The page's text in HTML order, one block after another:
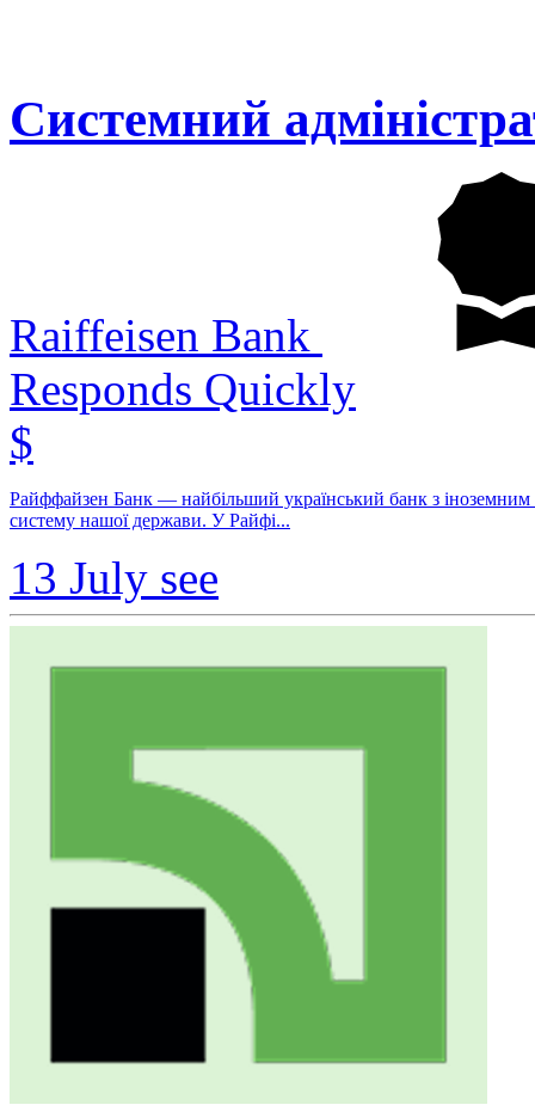
Системний
Raiffeisen Bank
Responds Quickly
$
Райффайзен Банк — найбільший український банк з іноземним
систему нашої держави. У Райфі...
13 July see